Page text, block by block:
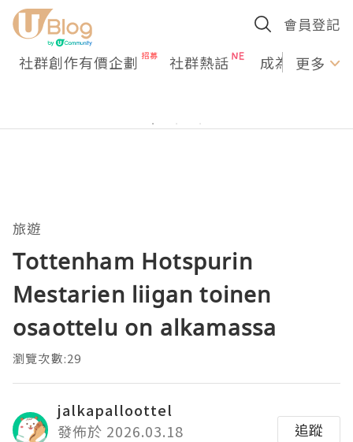
會員登記
社群創作有價企劃 社群熱話 成為U更多
旅遊
Tottenham Hotspurin
Mestarien liigan toinen
osaottelu on alkamassa
瀏覽次數:29
jalkapalloottel
發佈於 2026.03.18
追蹤